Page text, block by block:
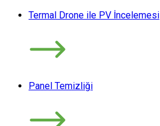
Termal Drone ile PV İncelemesi
Panel Temizliği